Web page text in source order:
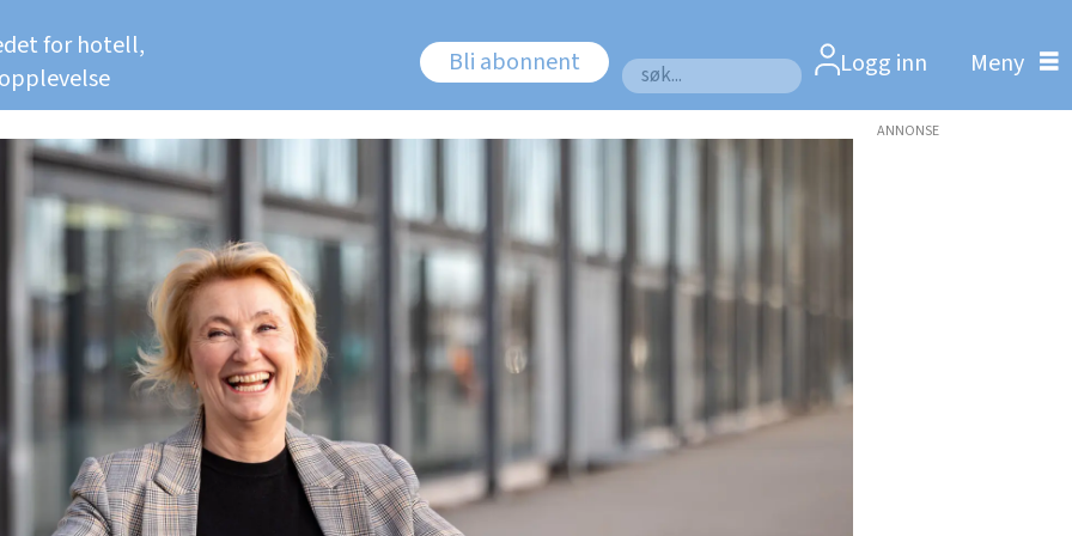
for hotell,
Bli abonnent
Søk
Logg inn
ANNONSE